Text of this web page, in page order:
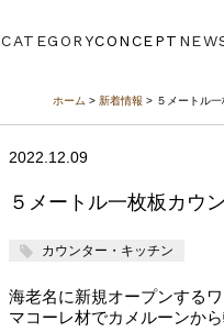
CATEGORYCONCEPT
ホーム > 新着情報 > ５メートル
2022.12.09
５メートル一枚板カウ
カウンター・キッチン
海老名に新規オープンする
マコーレ材でカメルーンか